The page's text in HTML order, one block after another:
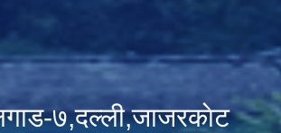
७,दल्ली,जाजरकाेट